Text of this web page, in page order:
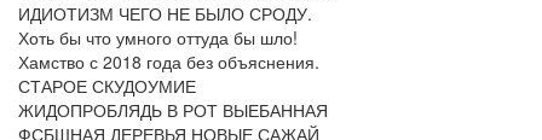
ИДИОТИЗМ ЧЕГО НЕ БЫЛО СРОДУ.
Хоть бы что умного оттуда бы шло!
Хамство с 2018 года без объяснения.
СТАРОЕ СКУДОУМИЕ
ЖИДОПРОБЛЯДЬ В РОТ ВЫЕБАННАЯ
ФСБШНАЯ ДЕРЕВЬЯ НОВЫЕ САЖАЙ